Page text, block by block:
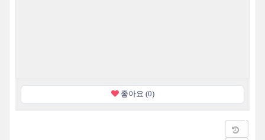
좋아요 (0)